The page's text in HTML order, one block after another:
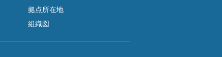
拠点所在地
組織図